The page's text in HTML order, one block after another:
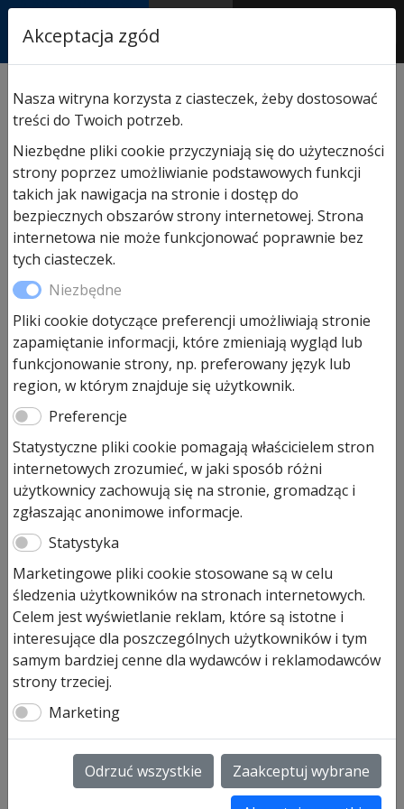
AUTORYZOWANY
PARTNER & SERWIS
segmentowych garażowych/ Kotwa do mocowania
ościeżnicy
Kotwa do mocowania
ościeżnicy
26,00zł
ilość
Kotwa
do
mocowania
ościeżnicy
Dodaj do koszyka
Kotwa do mocowania ościeżnicy
ocynkowana
dla bram produkowanych od 01.06.1999
Możliwość dokupienia:
śruby z łbem płaskim M8 × 13, T30, ocynkowane
nakrętka sześciokątna M8 z kołnierzem, ocynkowana
kołki rozporowe 10, Nylon
wkręt do drewna z łbem sześciokątnym
3085380
Akceptacja zgód
Nasza witryna korzysta z ciasteczek, żeby dostosować
treści do Twoich potrzeb.
Niezbędne pliki cookie przyczyniają się do użyteczności
strony poprzez umożliwianie podstawowych funkcji
takich jak nawigacja na stronie i dostęp do
bezpiecznych obszarów strony internetowej. Strona
internetowa nie może funkcjonować poprawnie bez
tych ciasteczek.
Niezbędne
Pliki cookie dotyczące preferencji umożliwiają stronie
zapamiętanie informacji, które zmieniają wygląd lub
funkcjonowanie strony, np. preferowany język lub
region, w którym znajduje się użytkownik.
Preferencje
Statystyczne pliki cookie pomagają właścicielem stron
internetowych zrozumieć, w jaki sposób różni
użytkownicy zachowują się na stronie, gromadząc i
zgłaszając anonimowe informacje.
Statystyka
Marketingowe pliki cookie stosowane są w celu
śledzenia użytkowników na stronach internetowych.
Celem jest wyświetlanie reklam, które są istotne i
interesujące dla poszczególnych użytkowników i tym
samym bardziej cenne dla wydawców i reklamodawców
strony trzeciej.
Marketing
Odrzuć wszystkie Zaakceptuj wybrane